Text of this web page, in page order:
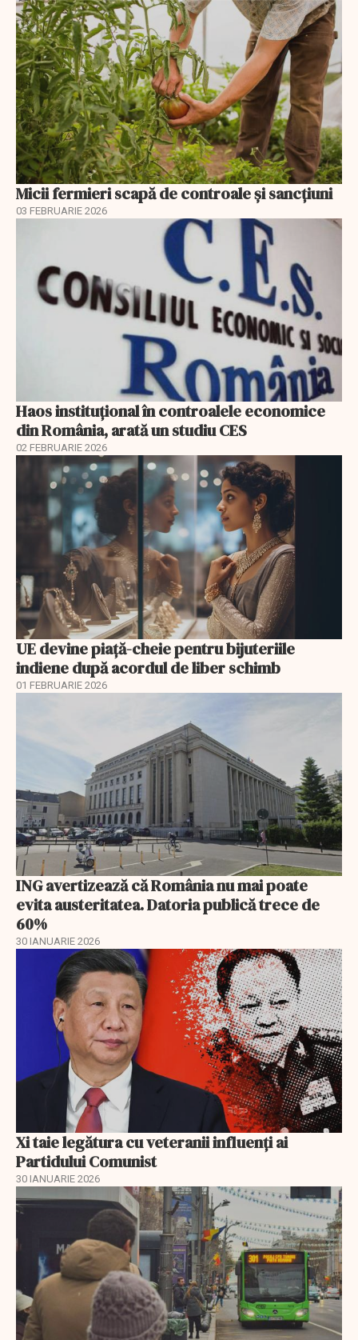
Micii fermieri scapă de controale și sancțiuni
03 FEBRUARIE 2026
Haos instituțional în controalele economice
din România, arată un studiu CES
02 FEBRUARIE 2026
UE devine piață-cheie pentru bijuteriile
indiene după acordul de liber schimb
01 FEBRUARIE 2026
ING avertizează că România nu mai poate
evita austeritatea. Datoria publică trece de
60%
30 IANUARIE 2026
Xi taie legătura cu veteranii influenți ai
Partidului Comunist
30 IANUARIE 2026